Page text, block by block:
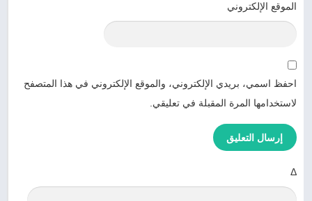
الموقع الإلكتروني
احفظ اسمي، بريدي الإلكتروني، والموقع الإلكتروني في هذا المتصفح
لاستخدامها المرة المقبلة في تعليقي.
Δ